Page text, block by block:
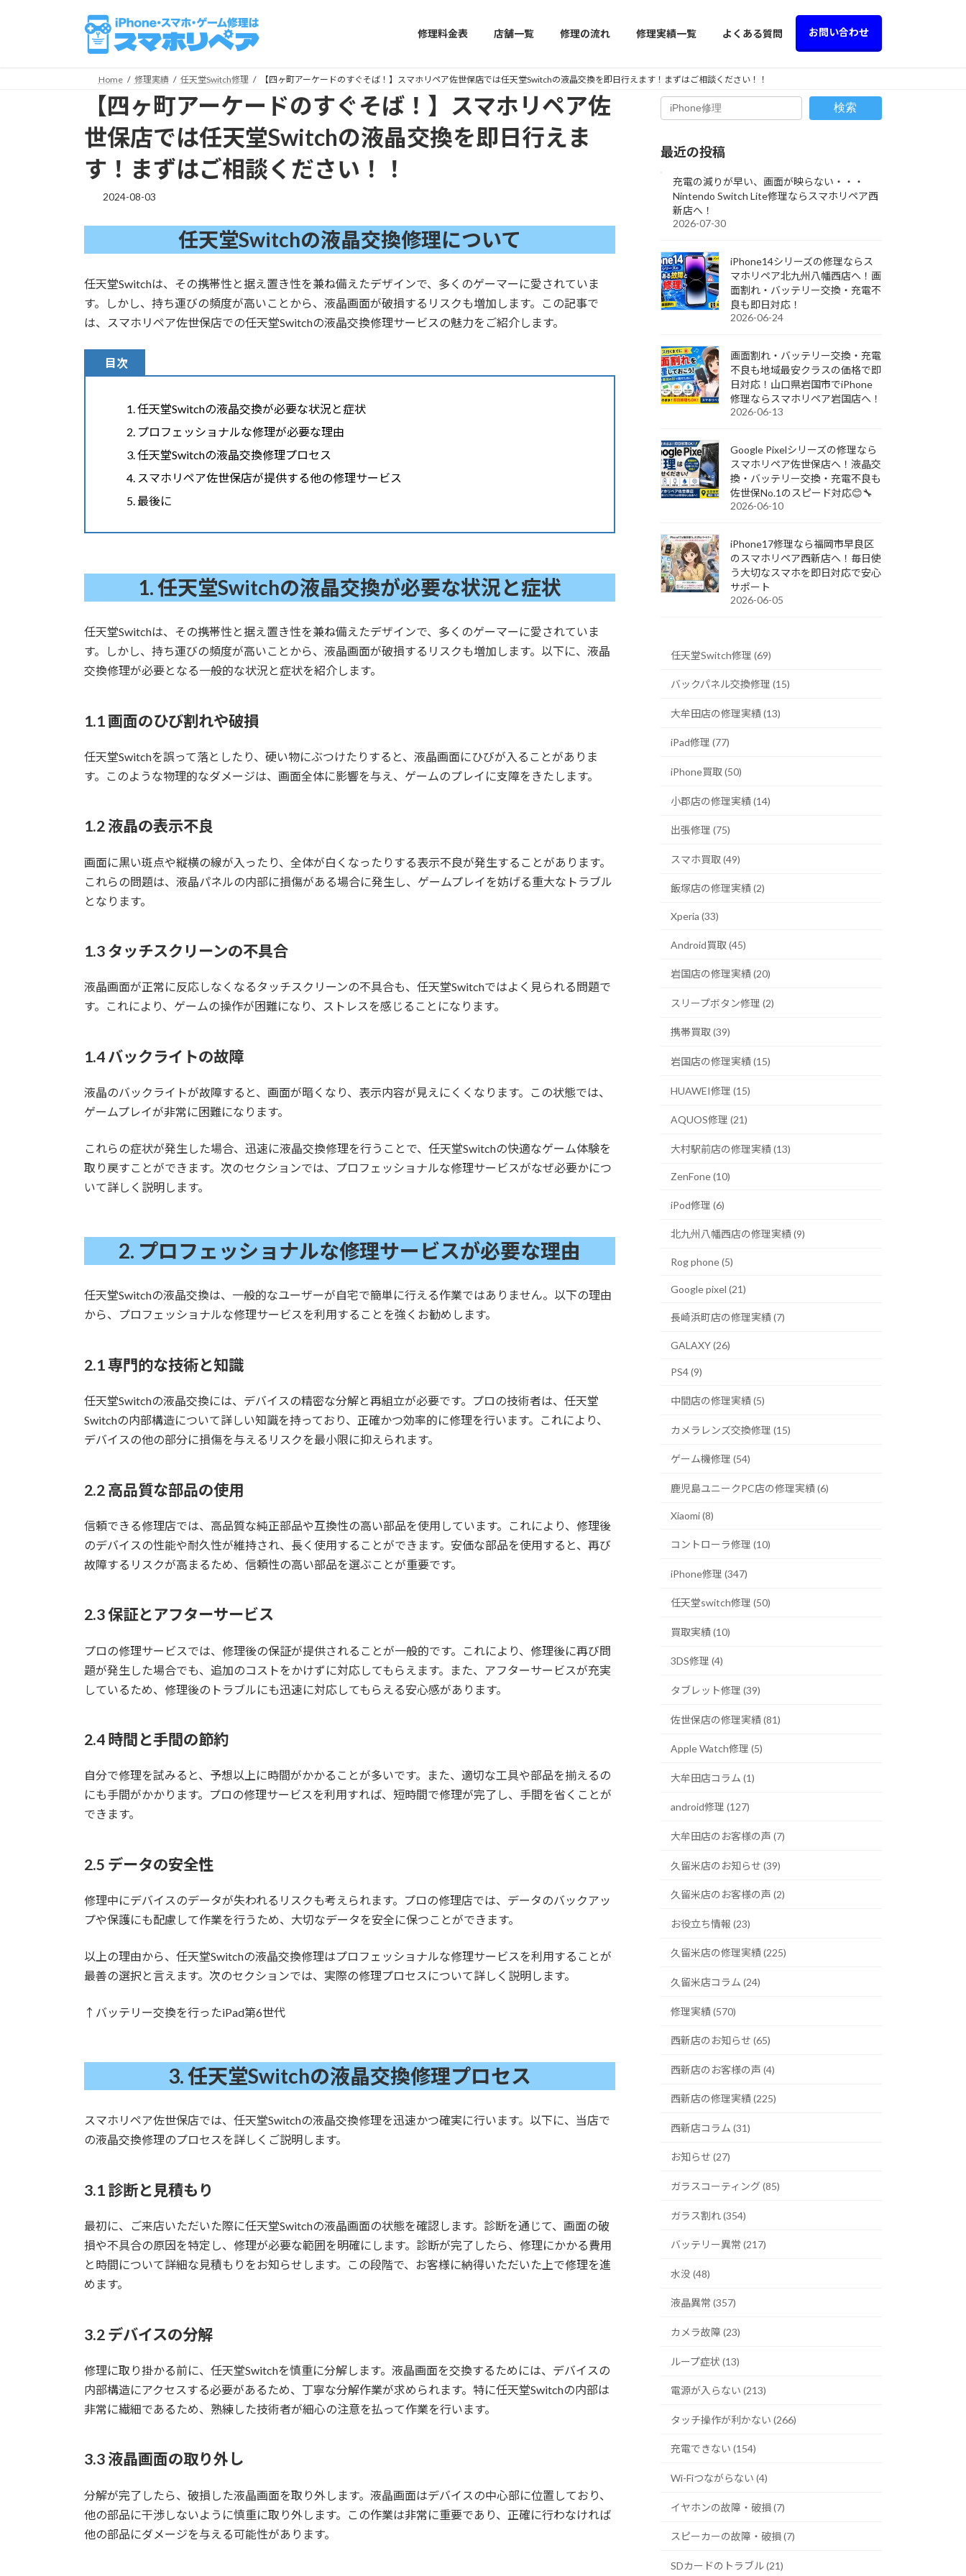
修理料金表 店舗一覧 修理の流れ 修理実績一覧 よくある質問 お問い合わせ
Home 修理実績 任天堂Switch修理 【四ヶ町アーケードのすぐそば！】スマホリペア佐世保店では任天堂Switchの液晶交換を即日行えます！まずはご相談ください！！
【四ヶ町アーケードのすぐそば！】スマホリペア佐
世保店では任天堂Switchの液晶交換を即日行えま
す！まずはご相談ください！！
2024-08-03
任天堂Switchの液晶交換修理について
任天堂Switchは、その携帯性と据え置き性を兼ね備えたデザインで、多くのゲーマーに愛されていま
す。しかし、持ち運びの頻度が高いことから、液晶画面が破損するリスクも増加します。この記事で
は、スマホリペア佐世保店での任天堂Switchの液晶交換修理サービスの魅力をご紹介します。
目次
任天堂Switchの液晶交換が必要な状況と症状
プロフェッショナルな修理が必要な理由
任天堂Switchの液晶交換修理プロセス
スマホリペア佐世保店が提供する他の修理サービス
最後に
1.任天堂Switchの液晶交換が必要な状況と症状
任天堂Switchは、その携帯性と据え置き性を兼ね備えたデザインで、多くのゲーマーに愛されていま
す。しかし、持ち運びの頻度が高いことから、液晶画面が破損するリスクも増加します。以下に、液晶
交換修理が必要となる一般的な状況と症状を紹介します。
1.1 画面のひび割れや破損
任天堂Switchを誤って落としたり、硬い物にぶつけたりすると、液晶画面にひびが入ることがありま
す。このような物理的なダメージは、画面全体に影響を与え、ゲームのプレイに支障をきたします。
1.2 液晶の表示不良
画面に黒い斑点や縦横の線が入ったり、全体が白くなったりする表示不良が発生することがあります。
これらの問題は、液晶パネルの内部に損傷がある場合に発生し、ゲームプレイを妨げる重大なトラブル
となります。
1.3 タッチスクリーンの不具合
液晶画面が正常に反応しなくなるタッチスクリーンの不具合も、任天堂Switchではよく見られる問題で
す。これにより、ゲームの操作が困難になり、ストレスを感じることになります。
1.4 バックライトの故障
液晶のバックライトが故障すると、画面が暗くなり、表示内容が見えにくくなります。この状態では、
ゲームプレイが非常に困難になります。
これらの症状が発生した場合、迅速に液晶交換修理を行うことで、任天堂Switchの快適なゲーム体験を
取り戻すことができます。次のセクションでは、プロフェッショナルな修理サービスがなぜ必要かにつ
いて詳しく説明します。
2. プロフェッショナルな修理サービスが必要な理由
任天堂Switchの液晶交換は、一般的なユーザーが自宅で簡単に行える作業ではありません。以下の理由
から、プロフェッショナルな修理サービスを利用することを強くお勧めします。
2.1 専門的な技術と知識
任天堂Switchの液晶交換には、デバイスの精密な分解と再組立が必要です。プロの技術者は、任天堂
Switchの内部構造について詳しい知識を持っており、正確かつ効率的に修理を行います。これにより、
デバイスの他の部分に損傷を与えるリスクを最小限に抑えられます。
2.2 高品質な部品の使用
信頼できる修理店では、高品質な純正部品や互換性の高い部品を使用しています。これにより、修理後
のデバイスの性能や耐久性が維持され、長く使用することができます。安価な部品を使用すると、再び
故障するリスクが高まるため、信頼性の高い部品を選ぶことが重要です。
2.3 保証とアフターサービス
プロの修理サービスでは、修理後の保証が提供されることが一般的です。これにより、修理後に再び問
題が発生した場合でも、追加のコストをかけずに対応してもらえます。また、アフターサービスが充実
しているため、修理後のトラブルにも迅速に対応してもらえる安心感があります。
2.4 時間と手間の節約
自分で修理を試みると、予想以上に時間がかかることが多いです。また、適切な工具や部品を揃えるの
にも手間がかかります。プロの修理サービスを利用すれば、短時間で修理が完了し、手間を省くことが
できます。
2.5 データの安全性
修理中にデバイスのデータが失われるリスクも考えられます。プロの修理店では、データのバックアッ
プや保護にも配慮して作業を行うため、大切なデータを安全に保つことができます。
以上の理由から、任天堂Switchの液晶交換修理はプロフェッショナルな修理サービスを利用することが
最善の選択と言えます。次のセクションでは、実際の修理プロセスについて詳しく説明します。
↑バッテリー交換を行ったiPad第6世代
3.任天堂Switchの液晶交換修理プロセス
スマホリペア佐世保店では、任天堂Switchの液晶交換修理を迅速かつ確実に行います。以下に、当店で
の液晶交換修理のプロセスを詳しくご説明します。
3.1 診断と見積もり
最初に、ご来店いただいた際に任天堂Switchの液晶画面の状態を確認します。診断を通じて、画面の破
損や不具合の原因を特定し、修理が必要な範囲を明確にします。診断が完了したら、修理にかかる費用
と時間について詳細な見積もりをお知らせします。この段階で、お客様に納得いただいた上で修理を進
めます。
3.2 デバイスの分解
修理に取り掛かる前に、任天堂Switchを慎重に分解します。液晶画面を交換するためには、デバイスの
内部構造にアクセスする必要があるため、丁寧な分解作業が求められます。特に任天堂Switchの内部は
非常に繊細であるため、熟練した技術者が細心の注意を払って作業を行います。
3.3 液晶画面の取り外し
分解が完了したら、破損した液晶画面を取り外します。液晶画面はデバイスの中心部に位置しており、
他の部品に干渉しないように慎重に取り外します。この作業は非常に重要であり、正確に行わなければ
他の部品にダメージを与える可能性があります。
検索
最近の投稿
充電の減りが早い、画面が映らない・・・
Nintendo Switch Lite修理ならスマホリペア西
新店へ！
2026-07-30
iPhone14シリーズの修理ならス
マホリペア北九州八幡西店へ！画
面割れ・バッテリー交換・充電不
良も即日対応！
2026-06-24
画面割れ・バッテリー交換・充電
不良も地域最安クラスの価格で即
日対応！山口県岩国市でiPhone
修理ならスマホリペア岩国店へ！
2026-06-13
Google Pixelシリーズの修理なら
スマホリペア佐世保店へ！液晶交
換・バッテリー交換・充電不良も
佐世保No.1のスピード対応😊🔧
2026-06-10
iPhone17修理なら福岡市早良区
のスマホリペア西新店へ！毎日使
う大切なスマホを即日対応で安心
サポート
2026-06-05
任天堂Switch修理 (69)
バックパネル交換修理 (15)
大牟田店の修理実績 (13)
iPad修理 (77)
iPhone買取 (50)
小郡店の修理実績 (14)
出張修理 (75)
スマホ買取 (49)
飯塚店の修理実績 (2)
Xperia (33)
Android買取 (45)
岩国店の修理実績 (20)
スリープボタン修理 (2)
携帯買取 (39)
岩国店の修理実績 (15)
HUAWEI修理 (15)
AQUOS修理 (21)
大村駅前店の修理実績 (13)
ZenFone (10)
iPod修理 (6)
北九州八幡西店の修理実績 (9)
Rog phone (5)
Google pixel (21)
長崎浜町店の修理実績 (7)
GALAXY (26)
PS4 (9)
中間店の修理実績 (5)
カメラレンズ交換修理 (15)
ゲーム機修理 (54)
鹿児島ユニークPC店の修理実績 (6)
Xiaomi (8)
コントローラ修理 (10)
iPhone修理 (347)
任天堂switch修理 (50)
買取実績 (10)
3DS修理 (4)
タブレット修理 (39)
佐世保店の修理実績 (81)
Apple Watch修理 (5)
大牟田店コラム (1)
android修理 (127)
大牟田店のお客様の声 (7)
久留米店のお知らせ (39)
久留米店のお客様の声 (2)
お役立ち情報 (23)
久留米店の修理実績 (225)
久留米店コラム (24)
修理実績 (570)
西新店のお知らせ (65)
西新店のお客様の声 (4)
西新店の修理実績 (225)
西新店コラム (31)
お知らせ (27)
ガラスコーティング (85)
ガラス割れ (354)
バッテリー異常 (217)
水没 (48)
液晶異常 (357)
カメラ故障 (23)
ループ症状 (13)
電源が入らない (213)
タッチ操作が利かない (266)
充電できない (154)
Wi-Fiつながらない (4)
イヤホンの故障・破損 (7)
スピーカーの故障・破損 (7)
SDカードのトラブル (21)